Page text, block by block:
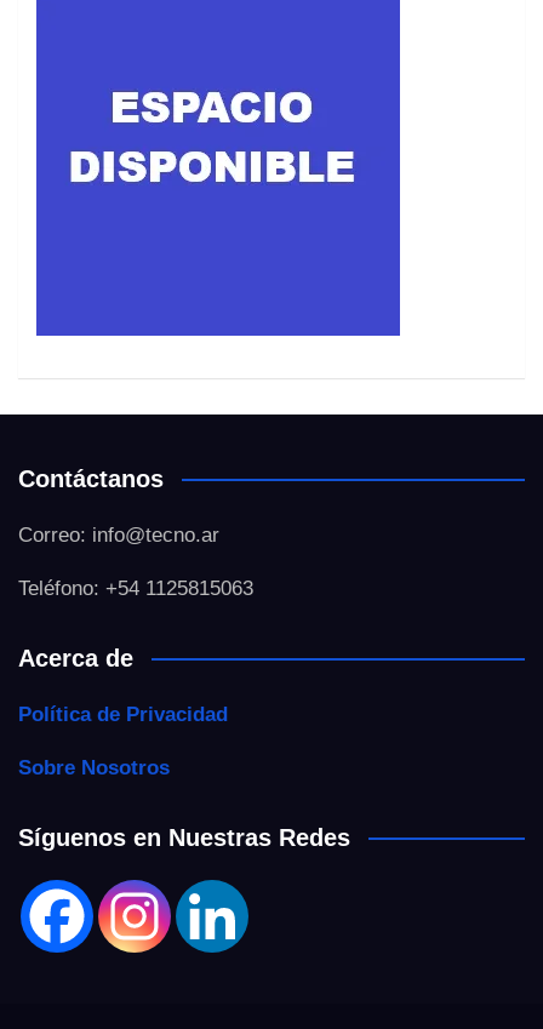
Contáctanos
Correo: info@tecno.ar
Teléfono: +54 1125815063
Acerca de
Política de Privacidad
Sobre Nosotros
Síguenos en Nuestras Redes